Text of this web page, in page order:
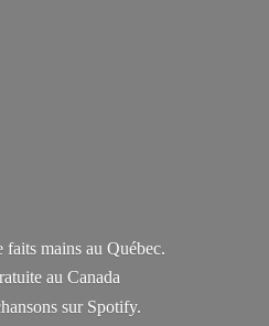
mains au Québec.
au Canada
sur Spotify.